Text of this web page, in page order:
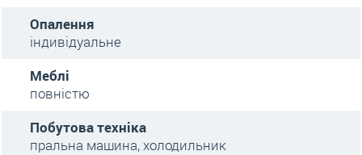
Опалення
індивідуальне
Меблі
повністю
Побутова техніка
пральна машина, холодильник